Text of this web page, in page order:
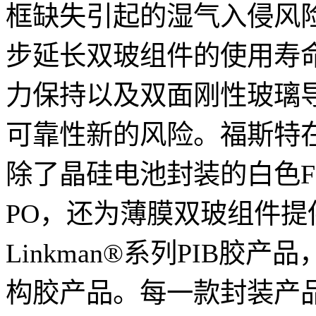
框缺失引起的湿气入侵风
步延长双玻组件的使用寿
力保持以及双面刚性玻璃
可靠性新的风险。福斯特
除了晶硅电池封装的白色
PO，还为薄膜双玻组件
Linkman®系列PIB胶产品
构胶产品。每一款封装产